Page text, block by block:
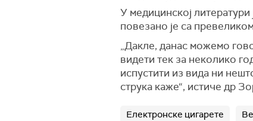
У медицинској
повезано је са
„Дакле, данас можемо
видети тек за неколико
испустити из вида ни
струка каже“, истиче др
Електронске цигарете